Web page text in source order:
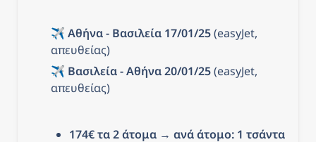
✈️ Αθήνα - Βασιλεία 17/01/25 (easyJet,
απευθείας)
✈️ Βασιλεία - Αθήνα 20/01/25 (easyJet,
απευθείας)
174€ τα 2 άτομα → ανά άτομο: 1 τσάντα